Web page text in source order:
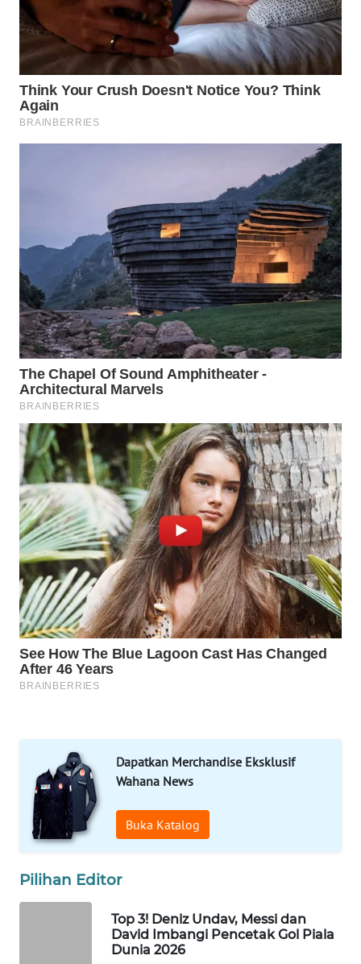
Dapatkan Merchandise Eksklusif
Wahana News
Buka Katalog
Pilihan Editor
Top 3! Deniz Undav, Messi dan
David Imbangi Pencetak Gol Piala
Dunia 2026
WAHANANEWS
WAHANANEWS
CO ID
WAHANANEWS
NET
WAHANA
WAHANA
SELEB
WAHANA
PERSONA
WAHANA
OTOMOTIF
WAHANA
HEALTH
WAHANA
DESA
WISATA
LAPAK
WAHANA
Wahana
KONSUMEN
LISTRIK
MASYARAKAT
KELISTRIKAN
WALINKI
ID